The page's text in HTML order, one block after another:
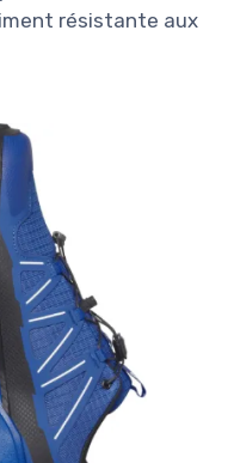
résistante aux